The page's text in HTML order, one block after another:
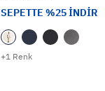
+1 Renk
SEPETTE %25